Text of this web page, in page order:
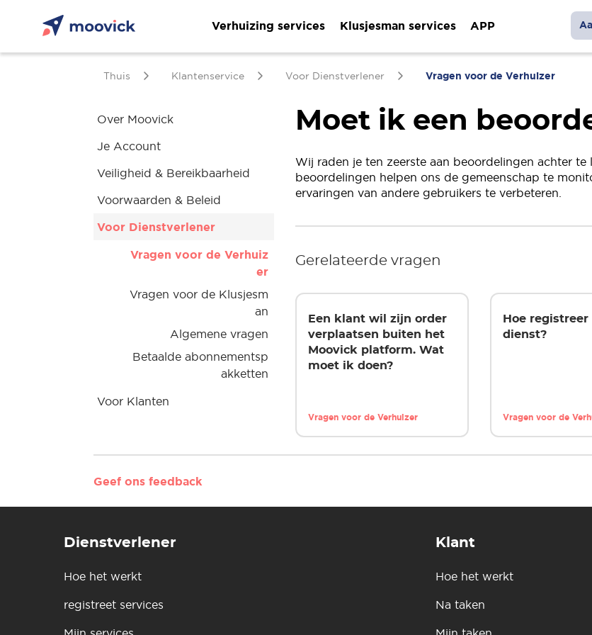
Verhuizing services Klusjesman services APP
Thuis Klantenservice Voor Dienstverlener Vragen voor de Verhuizer
Over Moovick
Je Account
Veiligheid & Bereikbaarheid
Voorwaarden & Beleid
Voor Dienstverlener
Vragen voor de Verhuiz
er
Vragen voor de Klusjesm
an
Algemene vragen
Betaalde abonnementsp
akketten
Voor Klanten
Moet ik een
Wij raden je ten zeerste aan beoordelingen achter
beoordelingen helpen ons de gemeenschap te
ervaringen van andere gebruikers te verbeteren.
Gerelateerde vragen
Een klant wil zijn order
verplaatsen buiten het
Moovick platform. Wat
moet ik doen?
Vragen voor de Verhuizer
Hoe
dienst?
Vragen voor de
Geef ons feedback
Dienstverlener
Hoe het werkt
registreet services
Klant
Hoe het werkt
Na taken